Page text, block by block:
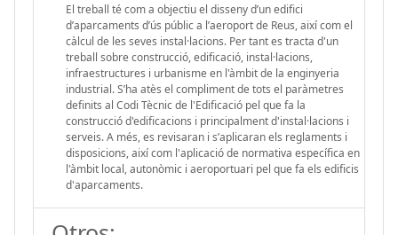
El treball té com a objectiu el disseny d’un edifici
d’aparcaments d’ús públic a l’aeroport de Reus, així com el
càlcul de les seves instal·lacions. Per tant es tracta d'un
treball sobre construcció, edificació, instal·lacions,
infraestructures i urbanisme en l'àmbit de la enginyeria
industrial. S’ha atès el compliment de tots el paràmetres
definits al Codi Tècnic de l'Edificació pel que fa la
construcció d'edificacions i principalment d'instal·lacions i
serveis. A més, es revisaran i s’aplicaran els reglaments i
disposicions, així com l'aplicació de normativa específica en
l'àmbit local, autonòmic i aeroportuari pel que fa els edificis
d'aparcaments.